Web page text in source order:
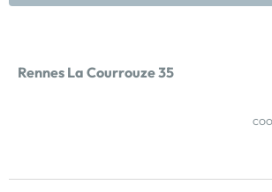
Rennes La Courrouze 35
d'une disponibilité immédiate !PTZ